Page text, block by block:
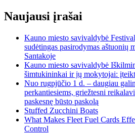
Naujausi įrašai
Kauno miesto savivaldybė
sudėtingas pasirodymas aštuonių
Santakoje
Kauno miesto savivaldybė
šimtukininkai ir jų mokytojai:
Nuo rugpjūčio 1 d. – daugiau
perkantiesiems, griežtesni
paskesnę būsto paskolą
Stuffed Zucchini Boats
What Makes Fleet Fuel Cards
Control